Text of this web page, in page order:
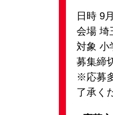
日時 9
会場 埼
対象 小
募集締
※応募
了承く